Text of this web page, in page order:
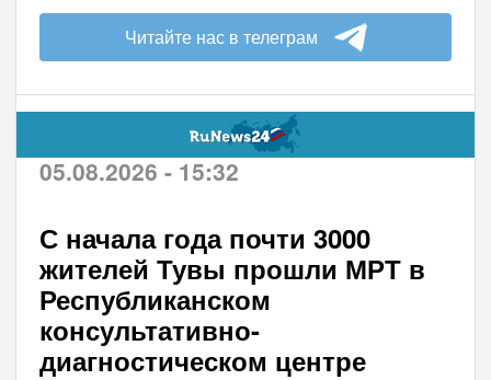
Читайте нас в телеграм
05.08.2026 - 15:32
С начала года почти 3000
жителей Тувы прошли МРТ в
Республиканском
консультативно-
диагностическом центре